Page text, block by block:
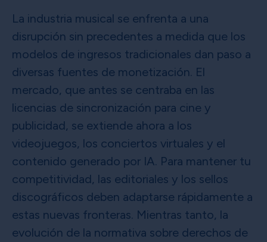
La industria musical se enfrenta a una
disrupción sin precedentes a medida que los
modelos de ingresos tradicionales dan paso a
diversas fuentes de monetización. El
mercado, que antes se centraba en las
licencias de sincronización para cine y
publicidad, se extiende ahora a los
videojuegos, los conciertos virtuales y el
contenido generado por IA. Para mantener tu
competitividad, las editoriales y los sellos
discográficos deben adaptarse rápidamente a
estas nuevas fronteras. Mientras tanto, la
evolución de la normativa sobre derechos de